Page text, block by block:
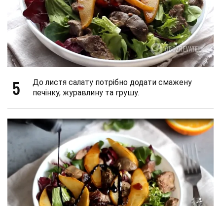
5
До листя салату потрібно додати смажену
печінку, журавлину та грушу.